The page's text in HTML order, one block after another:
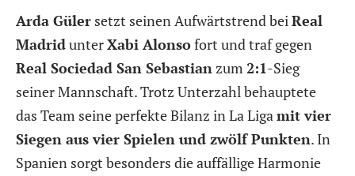
Arda Güler setzt seinen Aufwärtstrend beiReal
MadridunterXabi Alonsofort und traf gegen
Real Sociedad San Sebastianzum 2:1-Sieg
seiner Mannschaft. Trotz Unterzahl behauptete
das Team seine perfekte Bilanz in La Ligamit vier
Siegen aus vier Spielen und zwölf Punkten. In
Spanien sorgt besonders die auffällige Harmonie